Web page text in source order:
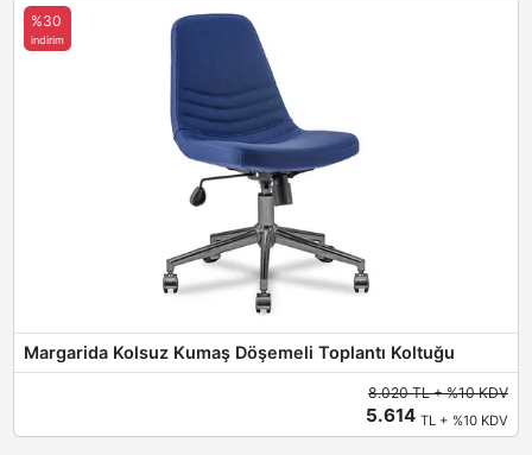
Margarida Kolsuz Kumaş Döşemeli Toplantı Koltuğu
%30
indirim
8.020 TL + %10 KDV
5.614TL + %10 KDV